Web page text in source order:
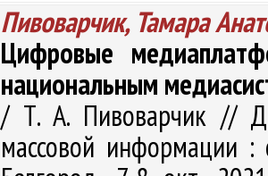
Пивоварчик, Тамара
Цифровые
национальным
/ Т. А. Пивоварчик //
массовой информации :